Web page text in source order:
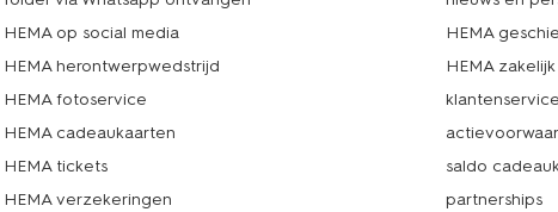
HEMA op social media
HEMA herontwerpwedstrijd
HEMA fotoservice
HEMA cadeaukaarten
HEMA tickets
HEMA verzekeringen
HEMA
HEMA zakelijk
klantenservice
saldo
partnerships